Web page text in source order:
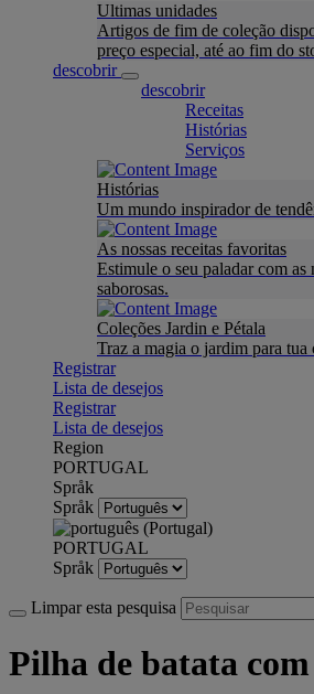
Ultimas unidades
Artigos de fim de coleção
preço especial, até ao fim do
descobrir
descobrir
Receitas
Histórias
Serviços
Histórias
Um mundo inspirador de
As nossas receitas favoritas
Estimule o seu paladar com as
saborosas.
Coleções Jardin e Pétala
Traz a magia o jardim para tua
Registrar
Lista de desejos
Registrar
Lista de desejos
Region
PORTUGAL
Språk
Språk
PORTUGAL
Språk
Limpar esta pesquisa
Pilha de batata